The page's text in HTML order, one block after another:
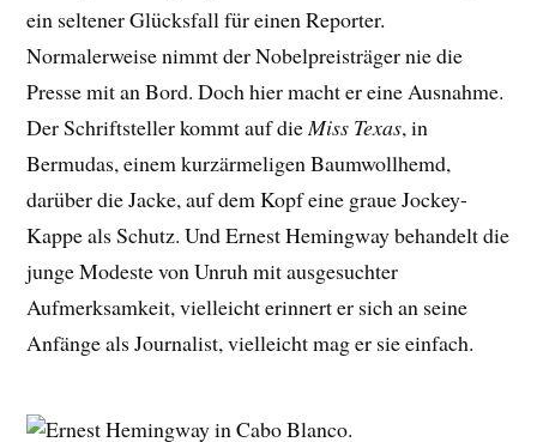
ein seltener Glücksfall für einen Reporter.
Normalerweise nimmt der Nobelpreisträger nie die
Presse mit an Bord. Doch hier macht er eine Ausnahme.
Der Schriftsteller kommt auf dieMiss Texas, in
Bermudas, einem kurzärmeligen Baumwollhemd,
darüber die Jacke, auf dem Kopf eine graue Jockey-
Kappe als Schutz. Und Ernest Hemingway behandelt die
junge Modeste von Unruh mit ausgesuchter
Aufmerksamkeit, vielleicht erinnert er sich an seine
Anfänge als Journalist, vielleicht mag er sie einfach.